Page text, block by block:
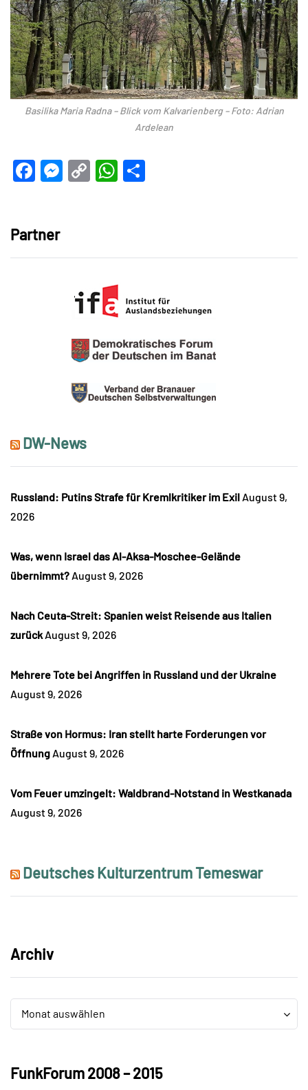
Basilika Maria Radna – Blick vom Kalvarienberg – Foto: Adrian
Ardelean
Facebook
Messenger
CopyWhatsApp
Partner
DW-News
Russland: Putins Strafe für Kremlkritiker im Exil August 9,
2026
Was, wenn Israel das Al-Aksa-Moschee-Gelände
übernimmt? August 9, 2026
Nach Ceuta-Streit: Spanien weist Reisende aus Italien
zurück August 9, 2026
Mehrere Tote bei Angriffen in Russland und der Ukraine
August 9, 2026
Straße von Hormus: Iran stellt harte Forderungen vor
Öffnung August 9, 2026
Vom Feuer umzingelt: Waldbrand-Notstand in Westkanada
August 9, 2026
Deutsches Kulturzentrum Temeswar
Archiv
Archiv
Monat auswählen
Archiv
FunkForum 2008 – 2015